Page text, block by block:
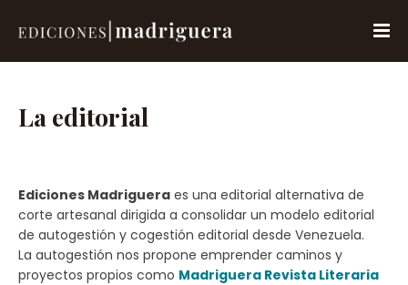
La editorial
Ediciones Madriguera es una editorial alternativa de
corte artesanal dirigida a consolidar un modelo editorial
de autogestión y cogestión editorial desde Venezuela.
La autogestión nos propone emprender caminos y
proyectos propios como Madriguera Revista Literaria